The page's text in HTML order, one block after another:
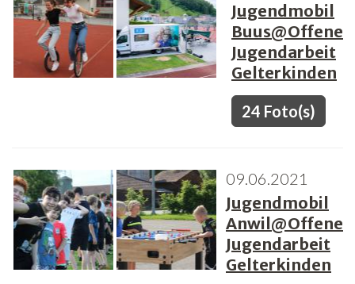
Jugendmobil
Buus@Offene
Jugendarbeit
Gelterkinden
24 Foto(s)
09.06.2021
Jugendmobil
Anwil@Offene
Jugendarbeit
Gelterkinden